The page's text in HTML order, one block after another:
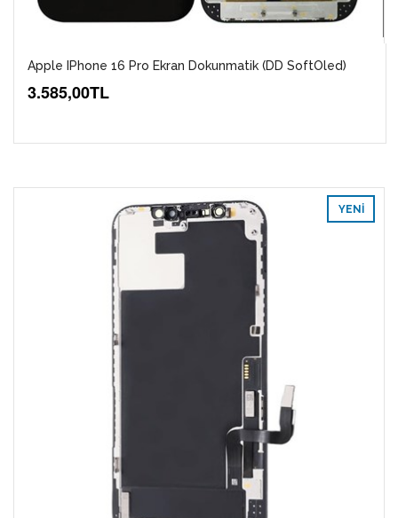
Apple IPhone 16 Pro Ekran Dokunmatik (DD SoftOled)
3.585,00TL
YENI